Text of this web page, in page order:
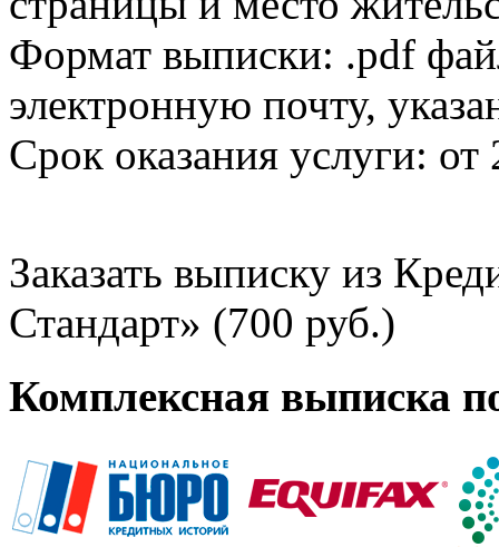
Формат выписки: .pdf
электронную почту,
Срок оказания услуги: от
Заказать выписку из
Стандарт» (700 руб.)
Комплексная выписка